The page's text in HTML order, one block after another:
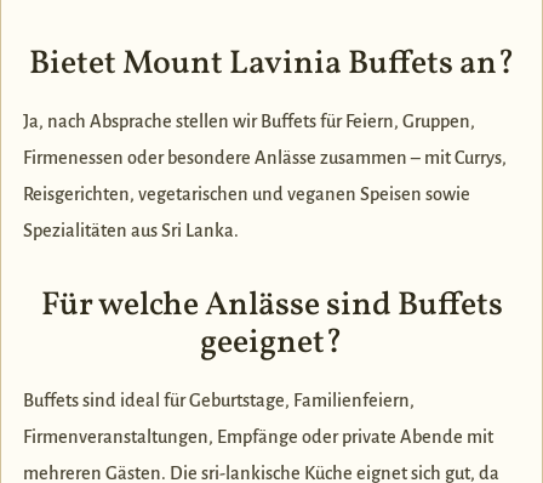
Bietet Mount Lavinia Buffets an?
Ja, nach Absprache stellen wir Buffets für Feiern, Gruppen,
Firmenessen oder besondere Anlässe zusammen – mit Currys,
Reisgerichten, vegetarischen und veganen Speisen sowie
Spezialitäten aus Sri Lanka.
Für welche Anlässe sind Buffets
geeignet?
Buffets sind ideal für Geburtstage, Familienfeiern,
Firmenveranstaltungen, Empfänge oder private Abende mit
mehreren Gästen. Die sri-lankische Küche eignet sich gut, da